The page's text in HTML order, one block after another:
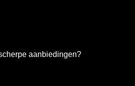
aanbiedingen?